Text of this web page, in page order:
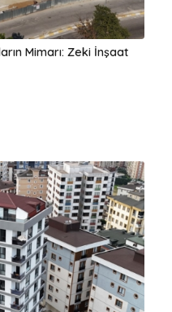
Mimarı: Zeki İnşaat